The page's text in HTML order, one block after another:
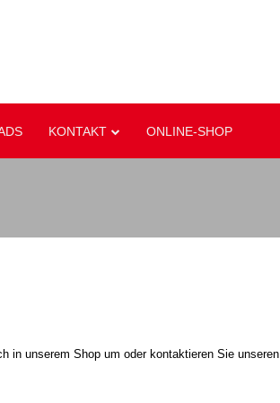
KONTAKT ONLINE-SHOP
in unserem Shop um oder kontaktieren Sie unseren